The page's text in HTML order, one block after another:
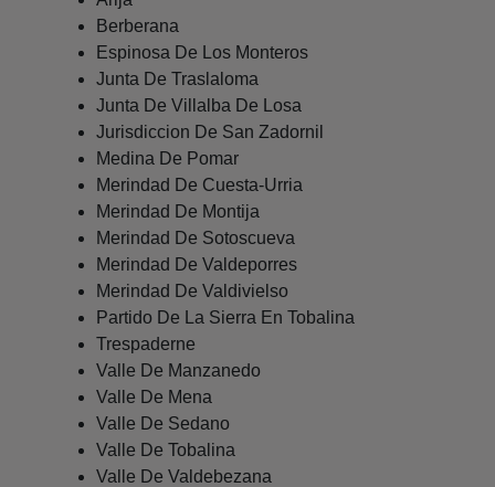
Berberana
Espinosa De Los Monteros
Junta De Traslaloma
Junta De Villalba De Losa
Jurisdiccion De San Zadornil
Medina De Pomar
Merindad De Cuesta-Urria
Merindad De Montija
Merindad De Sotoscueva
Merindad De Valdeporres
Merindad De Valdivielso
Partido De La Sierra En Tobalina
Trespaderne
Valle De Manzanedo
Valle De Mena
Valle De Sedano
Valle De Tobalina
Valle De Valdebezana